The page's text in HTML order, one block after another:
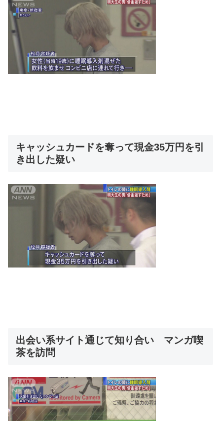
キャッシュカードを奪って現金35万円を引
き出した疑い
出会い系サイト通じて知り合い マンガ喫
茶を訪問